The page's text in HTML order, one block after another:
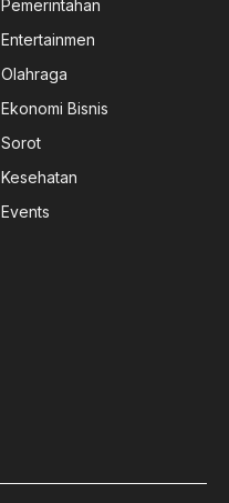
Pemerintahan
Entertainmen
Olahraga
Ekonomi Bisnis
Sorot
Kesehatan
Events